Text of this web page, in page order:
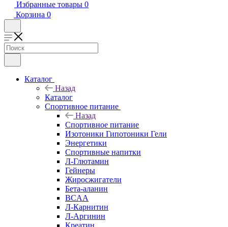
Избранные товары 0
Корзина 0
Каталог
Назад
Каталог
Спортивное питание
Назад
Спортивное питание
Изотоники Гипотоники Гели
Энергетики
Спортивные напитки
Л-Глютамин
Гейнеры
Жиросжигатели
Бета-аланин
BCAA
Л-Карнитин
Л-Аргинин
Креатин